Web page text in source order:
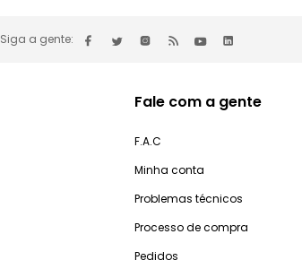
Siga a gente:
Fale com a gente
F.A.C
Minha conta
Problemas técnicos
Processo de compra
Pedidos